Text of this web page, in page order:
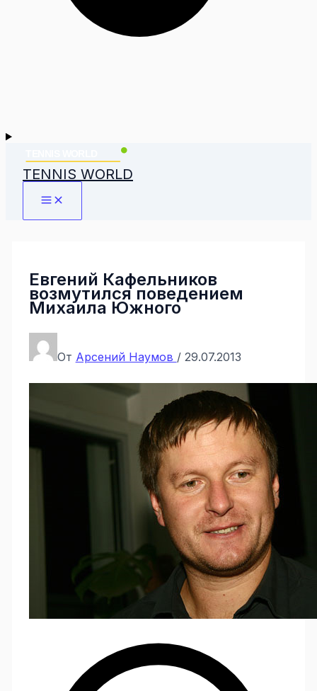
TENNIS WORLD
Евгений Кафельников
возмутился поведением
Михаила Южного
От Арсений Наумов / 29.07.2013